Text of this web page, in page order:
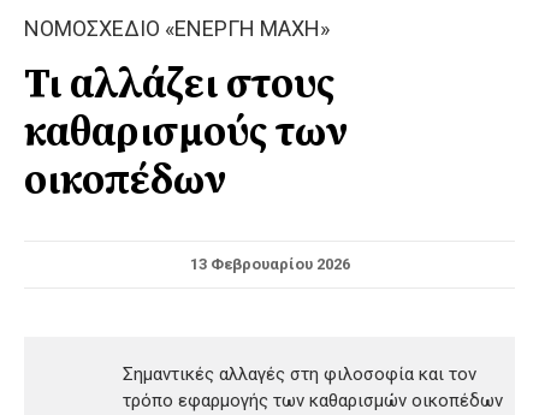
ΝΟΜΟΣΧΕΔΙΟ «ΕΝΕΡΓΗ ΜΑΧΗ»
Τι αλλάζει στους
καθαρισμούς των
οικοπέδων
13 Φεβρουαρίου 2026
Σημαντικές αλλαγές στη φιλοσοφία και τον
τρόπο εφαρμογής των καθαρισμών οικοπέδων